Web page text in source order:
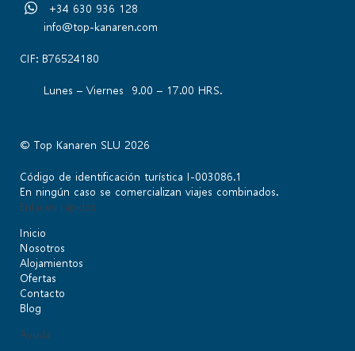
+34 630 936 128
info@top-kanaren.com
CIF: B76524180
Lunes – Viernes 9.00 – 17.00 HRS.
© Top Kanaren SLU 2026
Código de identificación turística I-003086.1
En ningún caso se comercializan viajes combinados.
Enlaces rápidos
Inicio
Nosotros
Alojamientos
Ofertas
Contacto
Blog
Ayuda